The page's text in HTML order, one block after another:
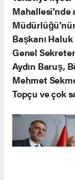
Mahallesi’nde
Başkanı
Genel
Aydın Baruş,
Mehmet
Topçu ve çok